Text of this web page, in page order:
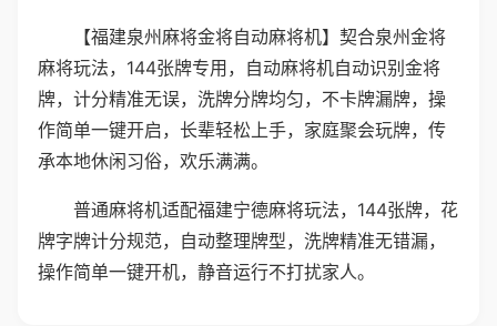
【福建泉州麻将金将自动麻将机】契合泉州金将
麻将玩法，144张牌专用，自动麻将机自动识别金将
牌，计分精准无误，洗牌分牌均匀，不卡牌漏牌，操
作简单一键开启，长辈轻松上手，家庭聚会玩牌，传
承本地休闲习俗，欢乐满满。
普通麻将机适配福建宁德麻将玩法，144张牌，花
牌字牌计分规范，自动整理牌型，洗牌精准无错漏，
操作简单一键开机，静音运行不打扰家人。